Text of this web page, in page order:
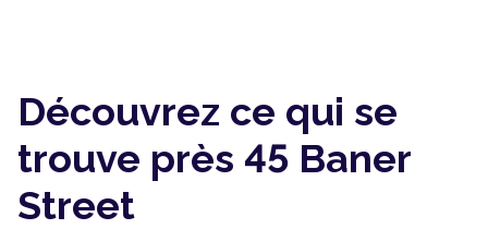
Découvrez ce qui se
trouve près 45 Baner
Street